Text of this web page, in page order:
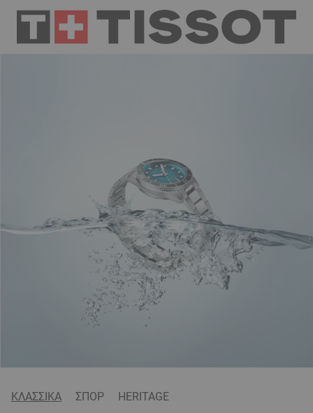
ΚΛΑΣΣΙΚΑ ΣΠΟΡ HERITAGE